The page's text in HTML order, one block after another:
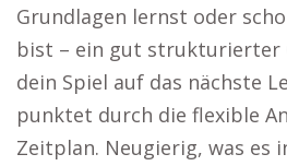
Grundlagen lernst oder
bist – ein gut strukturierter
dein Spiel auf das nächste
punktet durch die flexible
Zeitplan. Neugierig, was es